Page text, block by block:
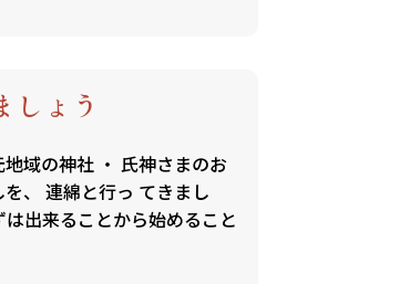
しょう
域の神社 ・ 氏神さまのお
、 連綿と行っ てきまし
出来ることから始めること